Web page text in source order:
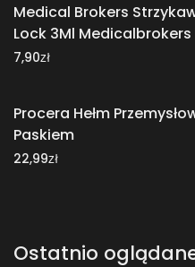
Medical Brokers
Lock 3Ml Medicalbrokers
7,90zł
Procera Hełm
Paskiem
22,99zł
Ostatnio